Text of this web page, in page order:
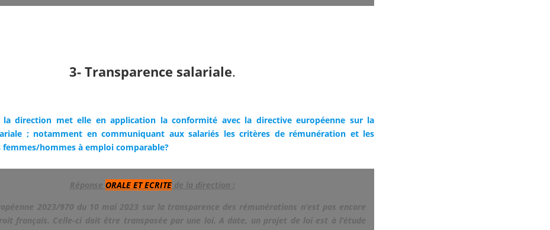
3- Transparence salariale.
direction met elle en application la conformité avec la directive européenne sur la
; notamment en communiquant aux salariés les critères de rémunération et les
femmes/hommes à emploi comparable?
Réponse ORALE ET ECRITEde la direction :
2023/970 du 10 mai 2023 sur la transparence des rémunérations n’est pas encore
français. Celle-ci doit être transposée par une loi. A date, un projet de loi est à l’étude